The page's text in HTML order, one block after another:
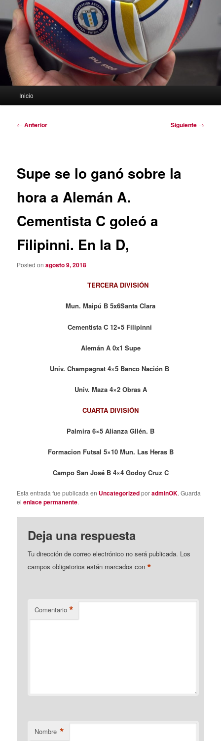
Inicio
Navegación
← Anterior Siguiente →
Supe se lo ganó sobre la
hora a Alemán A.
Cementista C goleó a
Filipinni. En la D,
Posted onagosto 9, 2018
TERCERA DIVISIÓN
Mun. Maipú B 5x6Santa Clara
Cementista C 12×5 Filipinni
Alemán A 0x1 Supe
Univ. Champagnat 4×5 Banco Nación B
Univ. Maza 4×2 Obras A
CUARTA DIVISIÓN
Palmira 6×5 Alianza Gllén. B
Formacion Futsal 5×10 Mun. Las Heras B
Campo San José B 4×4 Godoy Cruz C
Esta entrada fue publicada en UncategorizedporadminOK. Guarda
elenlace permanente.
Deja una respuesta
Tu dirección de correo electrónico no será publicada. Los
campos obligatorios están marcados con*
Comentario *
Nombre *